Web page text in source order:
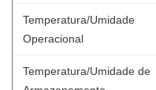
Temperatura/Umidade
Operacional
Temperatura/Umidade de